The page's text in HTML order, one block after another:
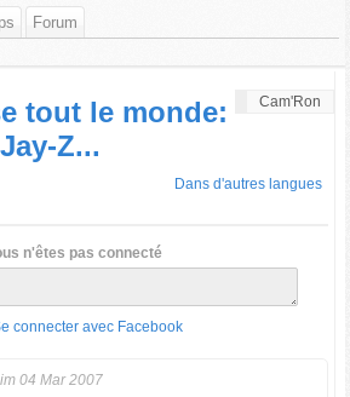
Forum
Cam'Ron
tout le monde:
Z...
Dans d'autres langues
n'êtes pas connecté
connecter avec Facebook
04 Mar 2007